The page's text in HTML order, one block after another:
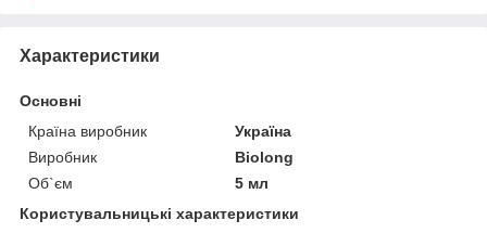
Характеристики
Основні
Країна виробник
Україна
Виробник
Biolong
Об`єм
5 мл
Користувальницькі характеристики